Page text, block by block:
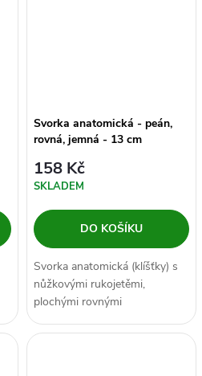
Svorka anatomická - peán,
rovná, jemná - 13 cm
158 Kč
SKLADEM
DO KOŠÍKU
Svorka anatomická (klíšťky) s
nůžkovými rukojetěmi,
plochými rovnými
čelistmi opatřenými vroubky a
se samozavíracím...